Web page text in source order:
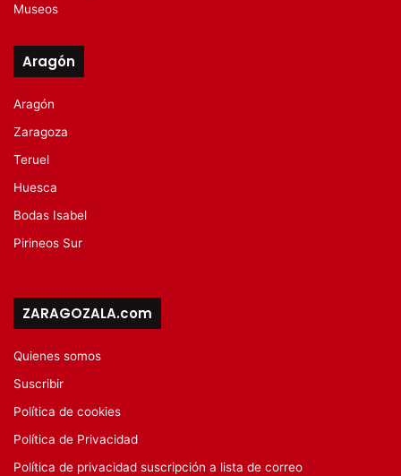
Museos
Aragón
Aragón
Zaragoza
Teruel
Huesca
Bodas Isabel
Pirineos Sur
ZARAGOZALA.com
Quienes somos
Suscribir
Política de cookies
Política de Privacidad
Política de privacidad suscripción a lista de correo